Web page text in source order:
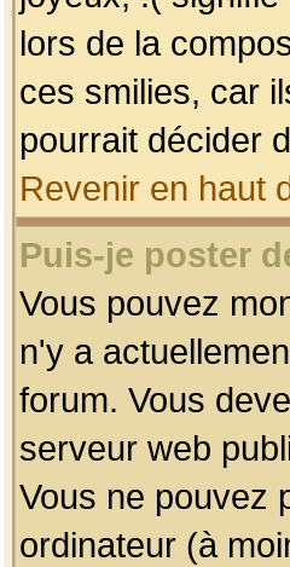
lors de la
ces smilies, car
pourrait décider
Revenir en haut
Puis-je poster
Vous pouvez
n'y a
forum. Vous
serveur web
Vous ne pouvez
ordinateur (à